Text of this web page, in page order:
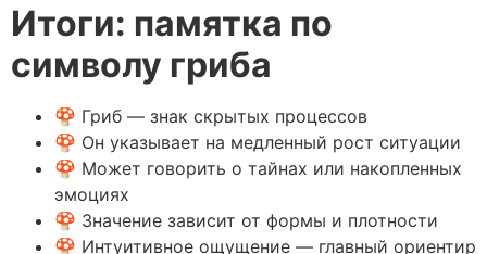
Итоги: памятка по
символу гриба
🍄 Гриб — знак скрытых процессов
🍄 Он указывает на медленный рост ситуации
🍄 Может говорить о тайнах или накопленных
эмоциях
🍄 Значение зависит от формы и плотности
🍄 Интуитивное ощущение — главный ориентир